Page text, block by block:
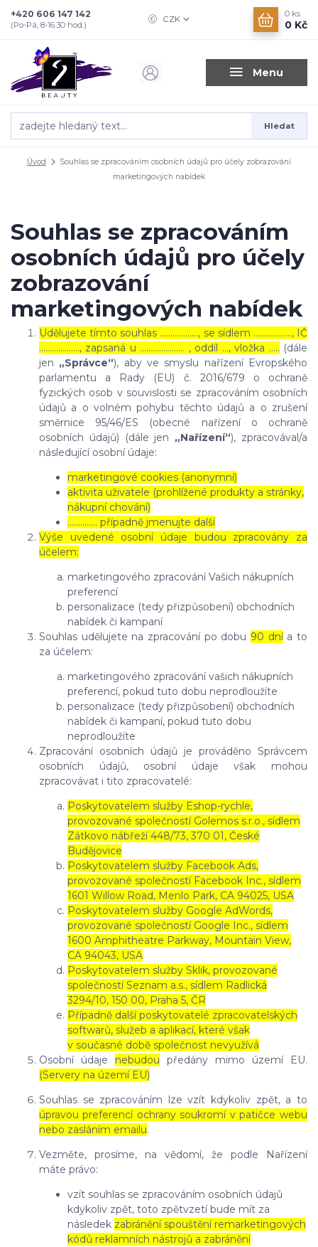
Menu
CZK
Hledat
+420 606 147 142
(Po-Pá, 8-16.30 hod.)
0 ks
0 Kč
Úvod
Souhlas se zpracováním osobních údajů pro účely zobrazování
marketingových nabídek
Souhlas se zpracováním
osobních údajů pro účely
zobrazování
marketingových nabídek
Udělujete tímto souhlas ……………..., se sídlem ………………, IČ
………………., zapsaná u ………………… , oddíl …, vložka ….. (dále
jen „Správce“), aby ve smyslu nařízení Evropského
parlamentu a Rady (EU) č. 2016/679 o ochraně
fyzických osob v souvislosti se zpracováním osobních
údajů a o volném pohybu těchto údajů a o zrušení
směrnice 95/46/ES (obecné nařízení o ochraně
osobních údajů) (dále jen „Nařízení“), zpracovával/a
následující osobní údaje:
marketingové cookies (anonymní)
aktivita uživatele (prohlížené produkty a stránky,
nákupní chování)
………….. případně jmenujte další
Výše uvedené osobní údaje budou zpracovány za
účelem:
marketingového zpracování Vašich nákupních
preferencí
personalizace (tedy přizpůsobení) obchodních
nabídek či kampaní
Souhlas udělujete na zpracování po dobu 90 dnía to
za účelem:
marketingového zpracování vašich nákupních
preferencí, pokud tuto dobu neprodloužíte
personalizace (tedy přizpůsobení) obchodních
nabídek či kampaní, pokud tuto dobu
neprodloužíte
Zpracování osobních údajů je prováděno Správcem
osobních údajů, osobní údaje však mohou
zpracovávat i tito zpracovatelé:
Poskytovatelem služby Eshop-rychle,
provozované společností Golemos s.r.o., sídlem
Zátkovo nábřeží 448/73, 370 01, České
Budějovice
Poskytovatelem služby Facebook Ads,
provozované společností Facebook Inc., sídlem
1601 Willow Road, Menlo Park, CA 94025, USA
Poskytovatelem služby Google AdWords,
provozované společností Google Inc., sídlem
1600 Amphitheatre Parkway, Mountain View,
CA 94043, USA
Poskytovatelem služby Sklik, provozované
společností Seznam a.s., sídlem Radlická
3294/10, 150 00, Praha 5, ČR
Případně další poskytovatelé zpracovatelských
softwarů, služeb a aplikací, které však
v současné době společnost nevyužívá
Osobní údaje nebudou předány mimo území EU.
(Servery na území EU)
Souhlas se zpracováním lze vzít kdykoliv zpět, a to
úpravou preferencí ochrany soukromí v patičce webu
nebo zasláním emailu.
Vezměte, prosíme, na vědomí, že podle Nařízení
máte právo:
vzít souhlas se zpracováním osobních údajů
kdykoliv zpět, toto zpětvzetí bude mít za
následek zabránění spouštění remarketingových
kódů reklamních nástrojů a zabránění